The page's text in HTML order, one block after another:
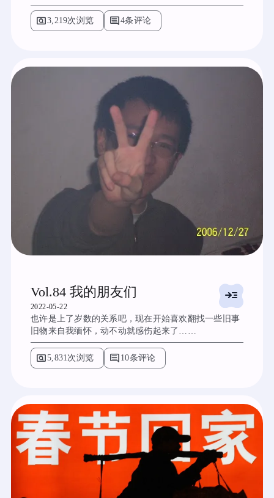
pageview3,219次浏览 comment4条评论
Vol.84 我的朋友们
2022-05-22
read_more
也许是上了岁数的关系吧，现在开始喜欢翻找一些旧事
旧物来自我缅怀，动不动就感伤起来了……
pageview5,831次浏览 comment 10条评论